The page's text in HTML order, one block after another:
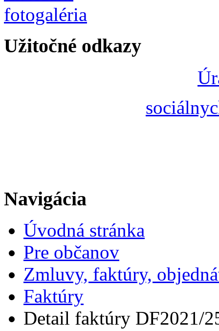
Užitočné odkazy
Navigácia
Úvodná stránka
Pre občanov
Zmluvy, faktúry,
Faktúry
Detail faktúry DF2021/